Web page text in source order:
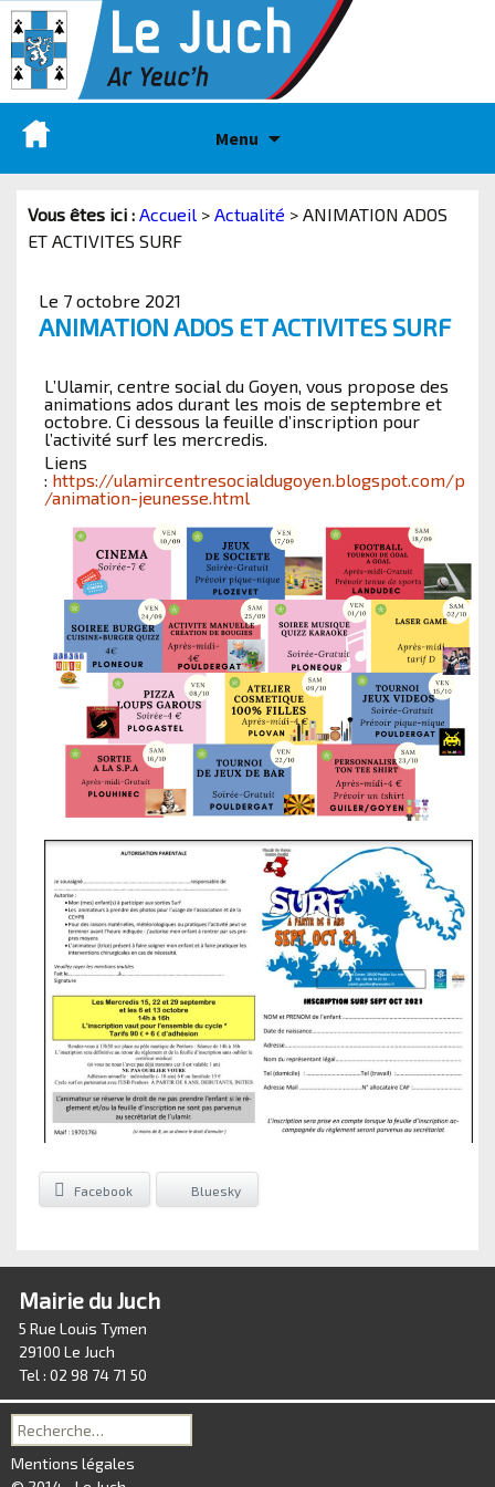
Menu
Vous êtes ici : Accueil > Actualité > ANIMATION ADOS
ET ACTIVITES SURF
Le 7 octobre 2021
ANIMATION ADOS ET ACTIVITES SURF
L’Ulamir, centre social du Goyen, vous propose des
animations ados durant les mois de septembre et
octobre. Ci dessous la feuille d’inscription pour
l’activité surf les mercredis.
Liens
: https://ulamircentresocialdugoyen.blogspot.com/p
/animation-jeunesse.html
Facebook Bluesky
Mairie du Juch
5 Rue Louis Tymen
29100 Le Juch
Tel : 02 98 74 71 50
Recherche
pour :
Mentions légales